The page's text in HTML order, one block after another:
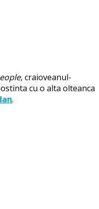
, craioveanul-
cu o alta olteanca
.